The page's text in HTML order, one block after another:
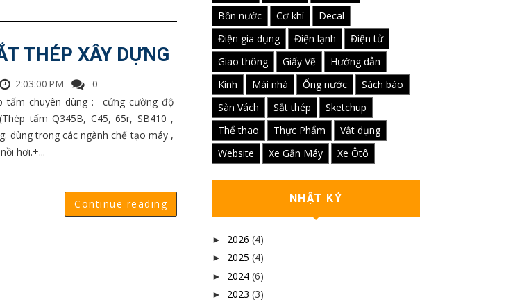
THÉP XÂY DỰNG
2:03:00 PM
0
tấm chuyên dùng : cứng cường độ
tấm Q345B, C45, 65r, SB410 ,
dùng trong các ngành chế tạo máy ,
hơi.+...
Continue reading
Bồn nước
Cơ khí
Decal
Điện gia dụng
Điện lạnh
Điện tử
Giao thông
Giấy Vẽ
Hướng dẫn
Kính
Mái nhà Ống nước
Sách báo
Sàn Vách
Sắt thép
Sketchup
Thể thao
Thực Phẩm
Vật dụng
Website
Xe Gắn Máy Xe Ôtô
NHẬT KÝ
► 2026 (4)
► 2025 (4)
► 2024 (6)
► 2023 (3)